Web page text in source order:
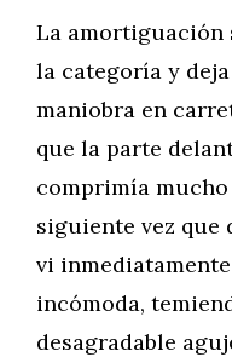
La amortiguación
la categoría y
maniobra en
que la parte
comprimía
siguiente vez que
vi
incómoda,
desagradable